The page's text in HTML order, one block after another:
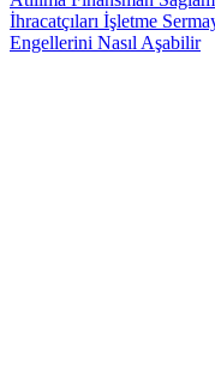
İhracatçıları İşletme
Engellerini Nasıl Aşabilir